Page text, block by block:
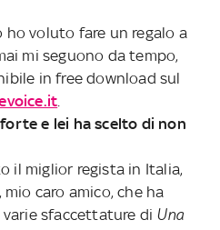
voluto fare un regalo a
mi seguono da tempo,
in free download sul
.
e lei ha scelto di non
il miglior regista in Italia,
caro amico, che ha
sfaccettature di Una